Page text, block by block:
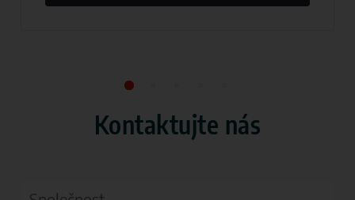
Kontaktujte nás